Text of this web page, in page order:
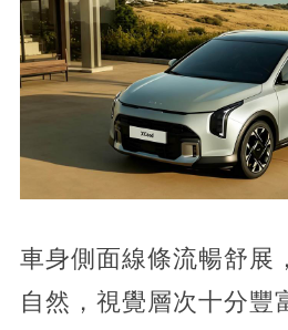
車身側面線條流暢舒展
自然，視覺層次十分豐